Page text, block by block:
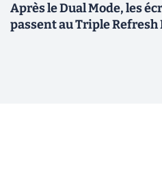
Après le Dual Mode, les
passent au Triple Refresh